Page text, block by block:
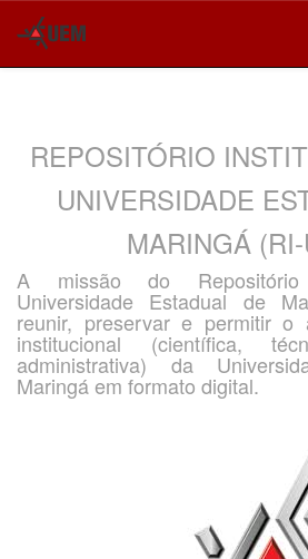
REPOSITÓRIO
UNIVERSIDADE
MARINGÁ
A missão do
Universidade Estadual de
reunir, preservar e permitir o
institucional (científica,
administrativa) da
Maringá em formato digital.